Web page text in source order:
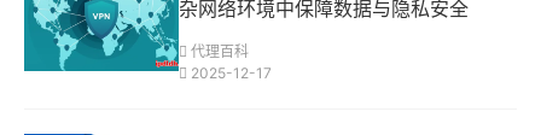
杂网络环境中保障数据与隐私安全
代理百科
2025-12-17